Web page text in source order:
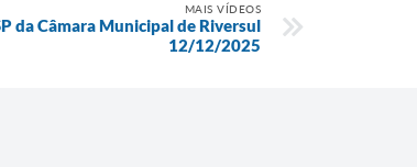
MAIS VÍDEOS
da Câmara Municipal de Riversul
12/12/2025